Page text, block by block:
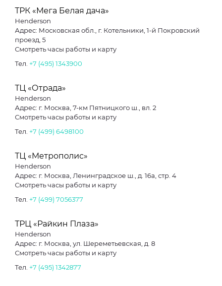
ТРК «Мега Белая дача»
Henderson
Адрес: Московская обл., г. Котельники, 1-й Покровский
проезд, 5
Смотреть часы работы и карту
Тел. +7 (495) 1343900
ТЦ «Отрада»
Henderson
Адрес: г. Москва, 7-км Пятницкого ш., вл. 2
Смотреть часы работы и карту
Тел. +7 (499) 6498100
ТЦ «Метрополис»
Henderson
Адрес: г. Москва, Ленинградское ш., д. 16а, стр. 4
Смотреть часы работы и карту
Тел. +7 (499) 7056377
ТРЦ «Райкин Плаза»
Henderson
Адрес: г. Москва, ул. Шереметьевская, д. 8
Смотреть часы работы и карту
Тел. +7 (495) 1342877